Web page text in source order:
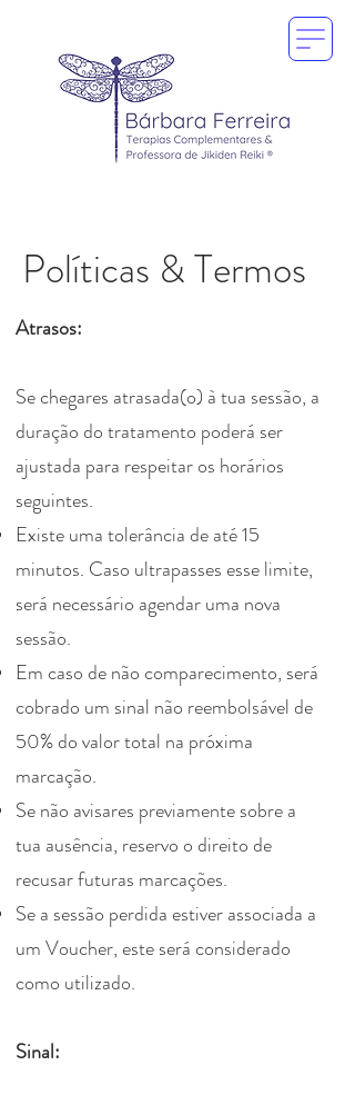
Atrasos:
Se chegares atrasada(o) à tua sessão, a
duração do tratamento poderá ser
ajustada para respeitar os horários
seguintes.
Existe uma tolerância de até 15
minutos. Caso ultrapasses esse limite,
será necessário agendar uma nova
sessão.
Em caso de não comparecimento, será
cobrado um sinal não reembolsável de
50% do valor total na próxima
marcação.
Se não avisares previamente sobre a
tua ausência, reservo o direito de
recusar futuras marcações.
Se a sessão perdida estiver associada a
um Voucher, este será considerado
como utilizado.
Sinal:
Políticas & Termos